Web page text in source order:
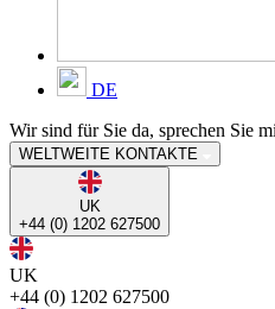
DE
Wir sind für Sie da, sprechen Sie
WELTWEITE KONTAKTE
UK
+44 (0) 1202 627500
UK
+44 (0) 1202 627500